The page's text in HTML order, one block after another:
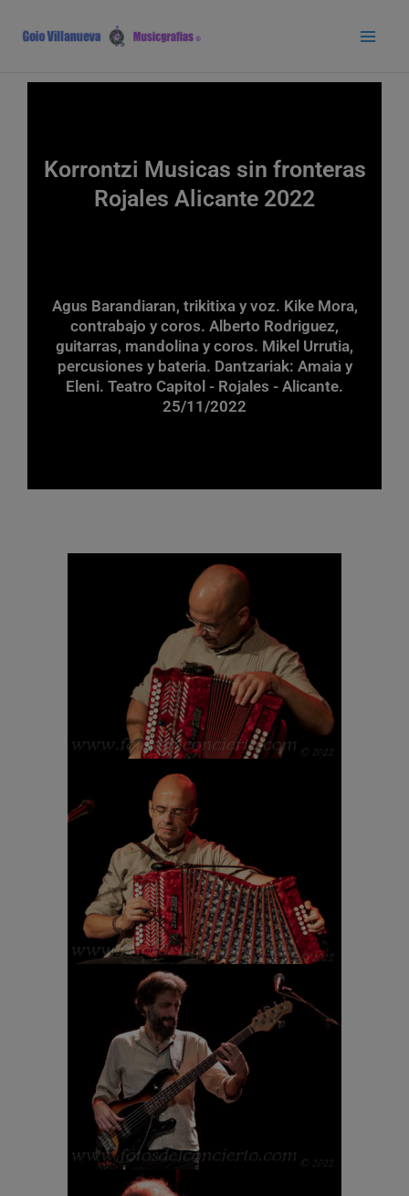
contenido
Korrontzi Musicas sin fronteras
Rojales Alicante 2022
Agus Barandiaran, trikitixa y voz. Kike Mora,
contrabajo y coros. Alberto Rodriguez,
guitarras, mandolina y coros. Mikel Urrutia,
percusiones y bateria. Dantzariak: Amaia y
Eleni. Teatro Capitol - Rojales - Alicante.
25/11/2022